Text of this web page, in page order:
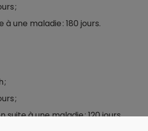
;
à une maladie : 180 jours.
;
;
suite à une maladie : 120 jours.